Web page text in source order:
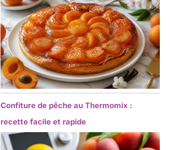
Confiture de pêche au Thermomix :
recette facile et rapide